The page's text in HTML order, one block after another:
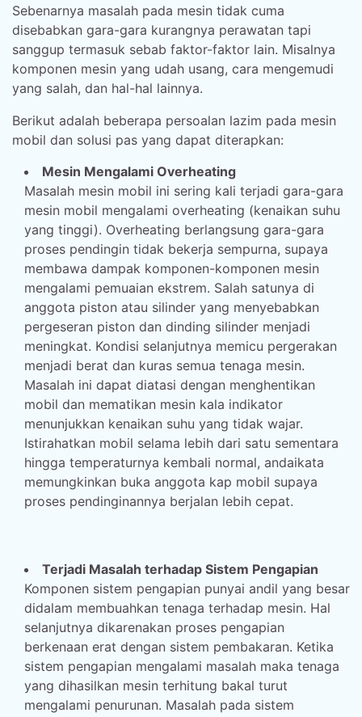
Sebenarnya masalah pada mesin tidak cuma
disebabkan gara-gara kurangnya perawatan tapi
sanggup termasuk sebab faktor-faktor lain. Misalnya
komponen mesin yang udah usang, cara mengemudi
yang salah, dan hal-hal lainnya.
Berikut adalah beberapa persoalan lazim pada mesin
mobil dan solusi pas yang dapat diterapkan:
Mesin Mengalami Overheating
Masalah mesin mobil ini sering kali terjadi gara-gara
mesin mobil mengalami overheating (kenaikan suhu
yang tinggi). Overheating berlangsung gara-gara
proses pendingin tidak bekerja sempurna, supaya
membawa dampak komponen-komponen mesin
mengalami pemuaian ekstrem. Salah satunya di
anggota piston atau silinder yang menyebabkan
pergeseran piston dan dinding silinder menjadi
meningkat. Kondisi selanjutnya memicu pergerakan
menjadi berat dan kuras semua tenaga mesin.
Masalah ini dapat diatasi dengan menghentikan
mobil dan mematikan mesin kala indikator
menunjukkan kenaikan suhu yang tidak wajar.
Istirahatkan mobil selama lebih dari satu sementara
hingga temperaturnya kembali normal, andaikata
memungkinkan buka anggota kap mobil supaya
proses pendinginannya berjalan lebih cepat.
Terjadi Masalah terhadap Sistem Pengapian
Komponen sistem pengapian punyai andil yang besar
didalam membuahkan tenaga terhadap mesin. Hal
selanjutnya dikarenakan proses pengapian
berkenaan erat dengan sistem pembakaran. Ketika
sistem pengapian mengalami masalah maka tenaga
yang dihasilkan mesin terhitung bakal turut
mengalami penurunan. Masalah pada sistem